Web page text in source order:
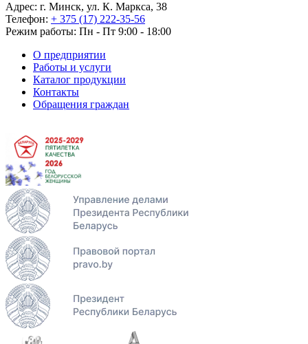
Адрес: г. Минск, ул. К. Маркса, 38
Телефон: + 375 (17) 222-35-56
Режим работы: Пн - Пт 9:00 - 18:00
О предприятии
Работы и услуги
Каталог продукции
Контакты
Обращения граждан